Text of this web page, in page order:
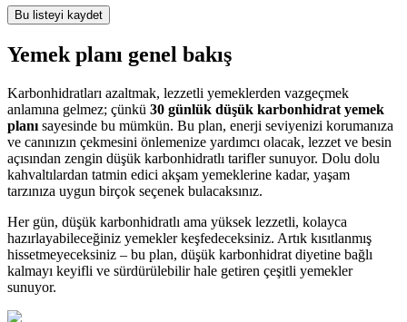
Bu listeyi kaydet
Yemek planı genel bakış
Karbonhidratları azaltmak, lezzetli yemeklerden vazgeçmek
anlamına gelmez; çünkü 30 günlük düşük karbonhidrat yemek
planı sayesinde bu mümkün. Bu plan, enerji seviyenizi korumanıza
ve canınızın çekmesini önlemenize yardımcı olacak, lezzet ve besin
açısından zengin düşük karbonhidratlı tarifler sunuyor. Dolu dolu
kahvaltılardan tatmin edici akşam yemeklerine kadar, yaşam
tarzınıza uygun birçok seçenek bulacaksınız.
Her gün, düşük karbonhidratlı ama yüksek lezzetli, kolayca
hazırlayabileceğiniz yemekler keşfedeceksiniz. Artık kısıtlanmış
hissetmeyeceksiniz – bu plan, düşük karbonhidrat diyetine bağlı
kalmayı keyifli ve sürdürülebilir hale getiren çeşitli yemekler
sunuyor.